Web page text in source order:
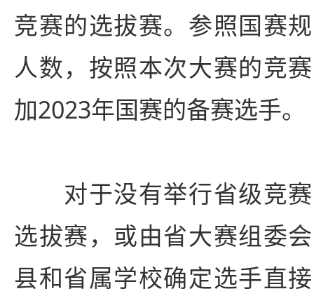
竞赛的选拔赛。参照国赛
人数，按照本次大赛的竞
加2023年国赛的备赛选手。
对于没有举行省级竞赛
选拔赛，或由省大赛组委
县和省属学校确定选手直